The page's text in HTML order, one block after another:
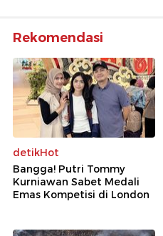
Rekomendasi
detikHot
Bangga! Putri Tommy
Kurniawan Sabet Medali
Emas Kompetisi di London